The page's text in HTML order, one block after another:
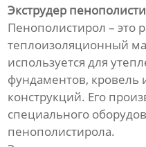
экструдированного
пенополистирола
водопроводных труб из ПНД
Оборудование для
производства труб со
структурированной стенкой
Экструдер
Пенополистирол – это
теплоизоляционный
используется для
фундаментов, кровель
конструкций. Его
специального
пенополистирола.